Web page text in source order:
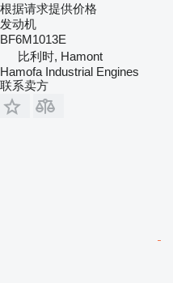
根据请求提供价格
发动机
BF6M1013E
比利时, Hamont
Hamofa Industrial Engines
联系卖方